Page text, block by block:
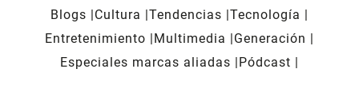
Blogs
Cultura Tendencias Tecnología
Entretenimiento
Multimedia
Generación
Especiales marcas aliadas
Pódcast